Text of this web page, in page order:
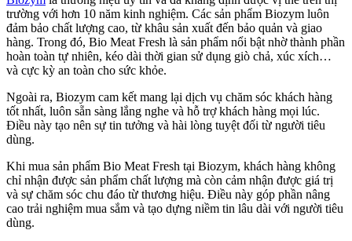
trường với hơn 10 năm kinh nghiệm. Các sản phẩm Biozym luôn
đảm bảo chất lượng cao, từ khâu sản xuất đến bảo quản và giao
hàng. Trong đó, Bio Meat Fresh là sản phẩm nổi bật nhờ thành phần
hoàn toàn tự nhiên, kéo dài thời gian sử dụng giò chả, xúc xích…
và cực kỳ an toàn cho sức khỏe.
Ngoài ra, Biozym cam kết mang lại dịch vụ chăm sóc khách hàng
tốt nhất, luôn sẵn sàng lắng nghe và hỗ trợ khách hàng mọi lúc.
Điều này tạo nên sự tin tưởng và hài lòng tuyệt đối từ người tiêu
dùng.
Khi mua sản phẩm Bio Meat Fresh tại Biozym, khách hàng không
chỉ nhận được sản phẩm chất lượng mà còn cảm nhận được giá trị
và sự chăm sóc chu đáo từ thương hiệu. Điều này góp phần nâng
cao trải nghiệm mua sắm và tạo dựng niềm tin lâu dài với người tiêu
dùng.